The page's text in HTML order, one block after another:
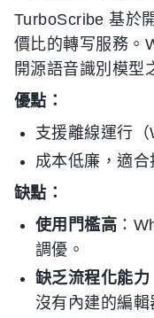
TurboScribe 基於
價比的轉写服務。
開源語音識別模型
優點：
支援離線運行
成本低廉，適合
缺點：
使用門檻高 ：
調優。
缺乏流程化能力
沒有內建的編輯